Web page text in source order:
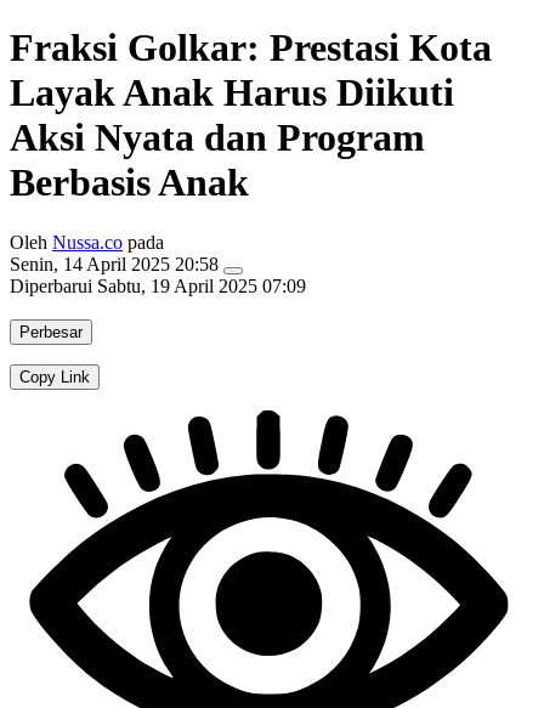
Fraksi Golkar: Prestasi Kota
Layak Anak Harus Diikuti
Aksi Nyata dan Program
Berbasis Anak
Oleh Nussa.co pada
Senin, 14 April 2025 20:58
Diperbarui Sabtu, 19 April 2025 07:09
Perbesar
Copy Link